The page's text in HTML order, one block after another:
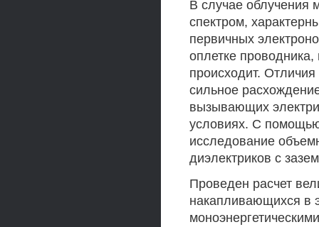
В случае облучения
спектром,
первичных
оплетке
происходит.
сильное
вызывающих
условиях. С
исследование
диэлектриков с
Проведен расчет
накапливающихся в